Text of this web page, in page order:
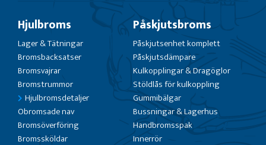
Hjulbroms
Lager & Tätningar
Bromsbacksatser
Bromsvajrar
Bromstrummor
Hjulbromsdetaljer
Obromsade nav
Bromsöverföring
Bromssköldar
Påskjutsbroms
Påskjutsenhet komplett
Påskjutsdämpare
Kulkopplingar & Dragöglor
Stöldlås för kulkoppling
Gummibälgar
Bussningar & Lagerhus
Handbromsspak
Innerrör